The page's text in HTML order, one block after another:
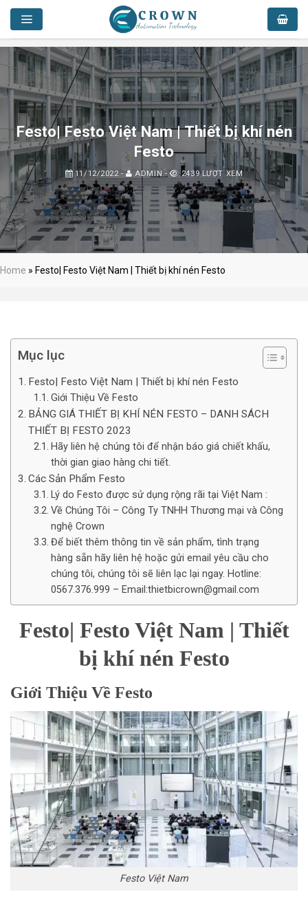
Skip
content
Festo| Festo Việt Nam | Thiết bị khí nén
Festo
11/12/2022- ADMIN - 2439 LƯỢT XEM
Home » Festo| Festo Việt Nam | Thiết bị khí nén Festo
Mục lục
Festo| Festo Việt Nam | Thiết bị khí nén Festo
Giới Thiệu Về Festo
BẢNG GIÁ THIẾT BỊ KHÍ NÉN FESTO – DANH SÁCH
THIẾT BỊ FESTO 2023
Hãy liên hệ chúng tôi để nhận báo giá chiết khấu,
thời gian giao hàng chi tiết.
Các Sản Phẩm Festo
Lý do Festo được sử dụng rộng rãi tại Việt Nam :
Về Chúng Tôi – Công Ty TNHH Thương mại và Công
nghệ Crown
Để biết thêm thông tin về sản phẩm, tình trạng
hàng sẵn hãy liên hệ hoặc gửi email yêu cầu cho
chúng tôi, chúng tôi sẽ liên lạc lại ngay. Hotline:
0567.376.999 – Email:thietbicrown@gmail.com
Festo| Festo Việt Nam | Thiết
bị khí nén Festo
Giới Thiệu Về Festo
Festo Việt Nam